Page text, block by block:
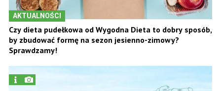
AKTUALNOŚCI
Czy dieta pudełkowa od Wygodna Dieta to dobry sposób,
by zbudować formę na sezon jesienno-zimowy?
Sprawdzamy!